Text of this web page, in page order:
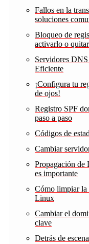
Fallos en la
soluciones
Bloqueo de
activarlo o
Servidores
Eficiente
¡Configura tu
de ojos!
Registro SPF
paso a paso
Códigos de
Cambiar
Propagación de
es importante
Cómo limpiar la
Linux
Cambiar el
clave
Detrás de